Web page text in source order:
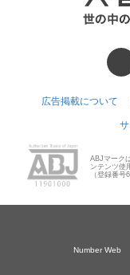
広告掲載について
ABJマーク
ンテンツ使
（登録番号
Number Web